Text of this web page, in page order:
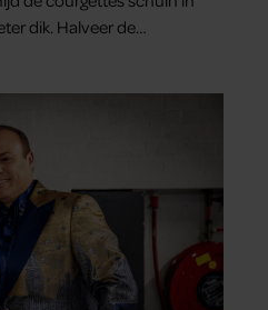
dik. Halveer de